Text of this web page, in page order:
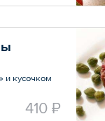
и кусочком
410 ₽